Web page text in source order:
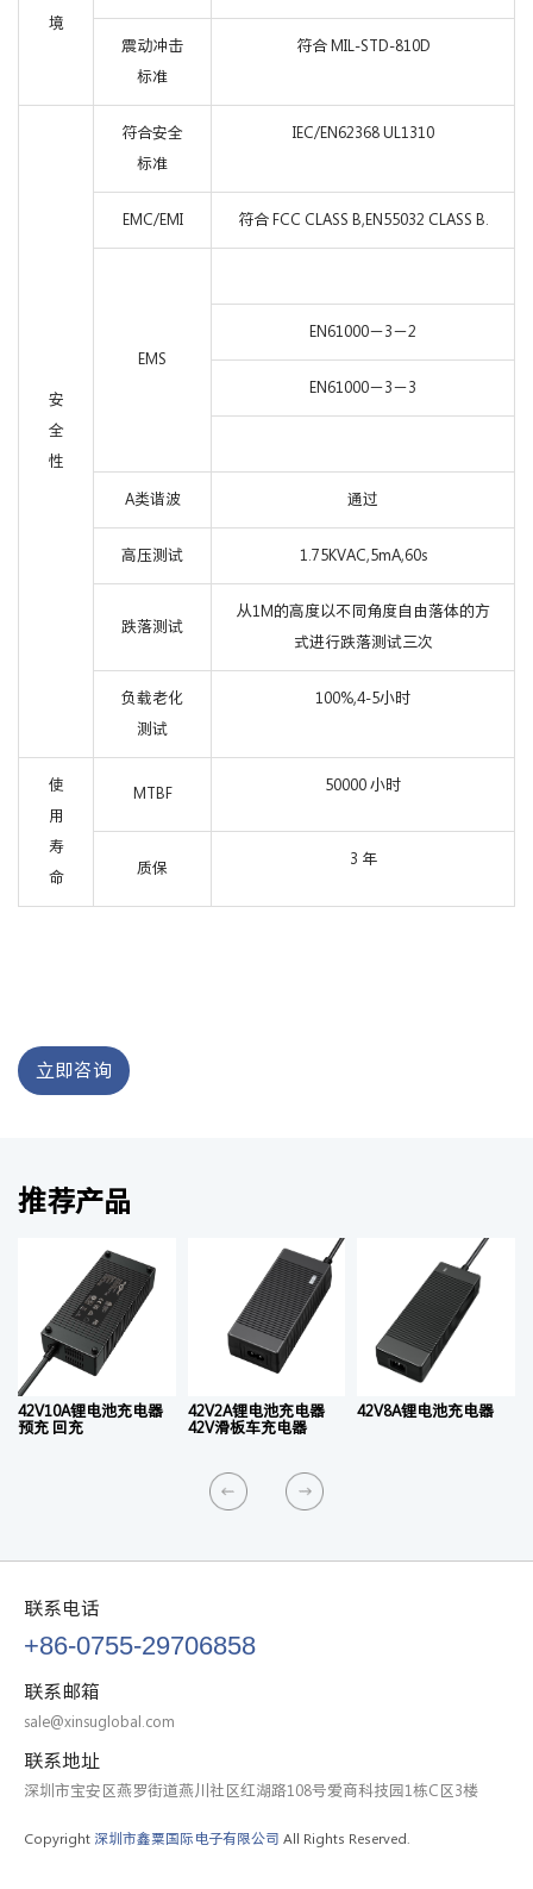
境
震动冲击
标准
符合 MIL-STD-810D
安
全
性
符合安全
标准
IEC/EN62368 UL1310
EMC/EMI 符合 FCC CLASS B,EN55032 CLASS B.
EMS
EN61000－3－2
EN61000－3－3
A类谐波 通过
高压测试 1.75KVAC,5mA,60s
跌落测试
从1M的高度以不同角度自由落体的方
式进行跌落测试三次
负载老化
测试
100%,4-5小时
使
用
寿
命
MTBF
50000 小时
质保
3 年
立即咨询
推荐产品
42V10A锂电池充电器
预充 回充
42V2A锂电池充电器
42V滑板车充电器
42V8A锂电池充电器
联系电话
+86-0755-29706858
联系邮箱
sale@xinsuglobal.com
联系地址
深圳市宝安区燕罗街道燕川社区红湖路108号爱商科技园1栋C区3楼
Copyright 深圳市鑫粟国际电子有限公司 All Rights Reserved.